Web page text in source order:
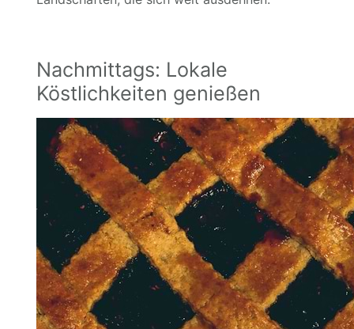
Nachmittags: Lokale
Köstlichkeiten genießen